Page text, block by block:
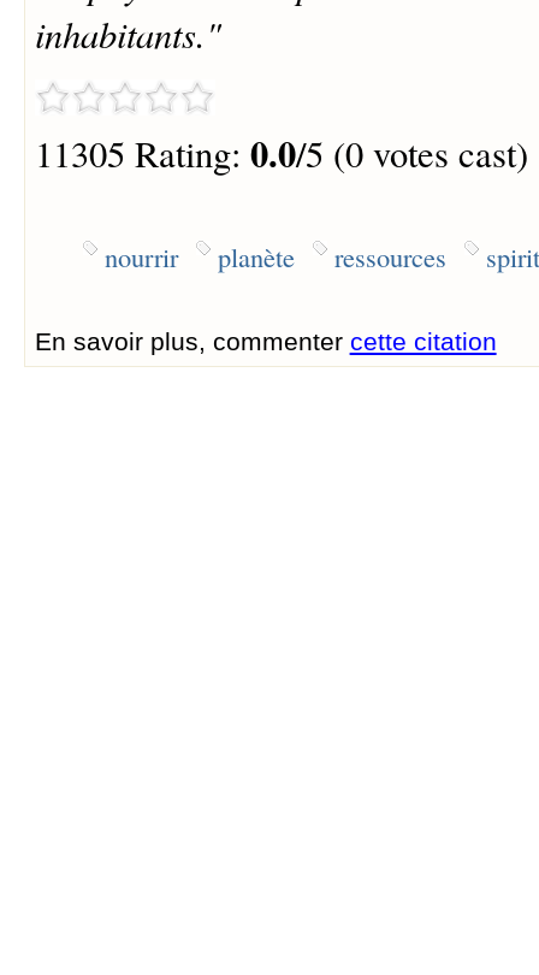
inhabitants."
11305 Rating: 0.0/5 (0 votes cast)
nourrir planète ressources
En savoir plus, commenter cette citation